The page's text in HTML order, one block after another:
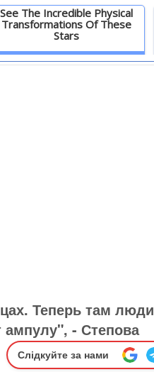
See The Incredible Physical
Transformations Of These
Stars
Детальніше
Теперь там люди
ампулу", - Степова
Слідкуйте за нами